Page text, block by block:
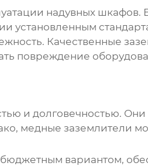
надувных
установленным
Качественные
повреждение
и долговечностью. Они
медные заземлители
вариантом,